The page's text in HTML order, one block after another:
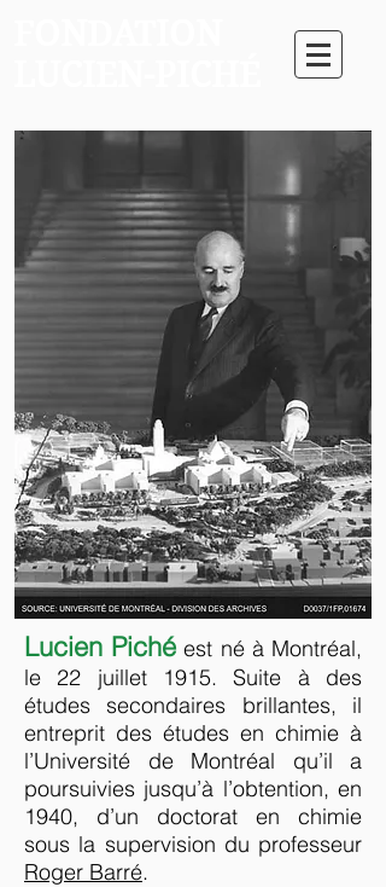
Lucien Piché est né à Montréal,
le 22 juillet 1915. Suite à des
études secondaires brillantes, il
entreprit des études en chimie à
l’Université de Montréal qu’il a
poursuivies jusqu’à l’obtention, en
1940, d’un doctorat en chimie
sous la supervision du professeur
Roger Barré.